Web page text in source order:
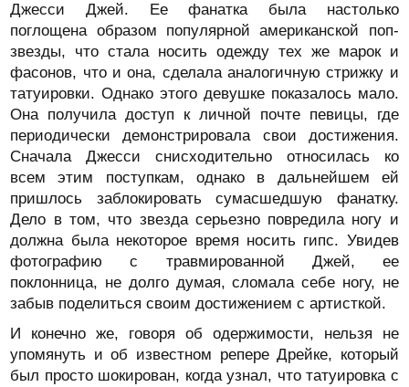
Джесси Джей. Ее фанатка была настолько
поглощена образом популярной американской поп-
звезды, что стала носить одежду тех же марок и
фасонов, что и она, сделала аналогичную стрижку и
татуировки. Однако этого девушке показалось мало.
Она получила доступ к личной почте певицы, где
периодически демонстрировала свои достижения.
Сначала Джесси снисходительно относилась ко
всем этим поступкам, однако в дальнейшем ей
пришлось заблокировать сумасшедшую фанатку.
Дело в том, что звезда серьезно повредила ногу и
должна была некоторое время носить гипс. Увидев
фотографию с травмированной Джей, ее
поклонница, не долго думая, сломала себе ногу, не
забыв поделиться своим достижением с артисткой.
И конечно же, говоря об одержимости, нельзя не
упомянуть и об известном репере Дрейке, который
был просто шокирован, когда узнал, что татуировка с